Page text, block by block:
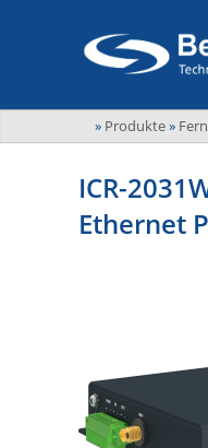
» Produkte»
ICR-
Ethernet